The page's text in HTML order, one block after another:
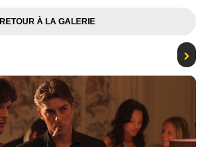
RETOUR À LA GALERIE